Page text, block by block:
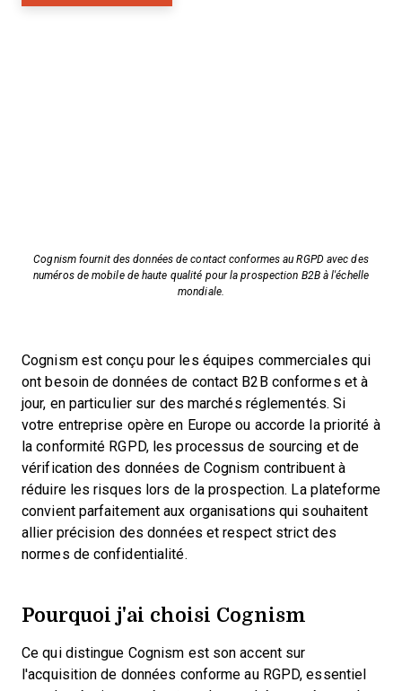
Cognism fournit des données de contact conformes au RGPD avec des
numéros de mobile de haute qualité pour la prospection B2B à l'échelle
mondiale.
Cognism est conçu pour les équipes commerciales qui
ont besoin de données de contact B2B conformes et à
jour, en particulier sur des marchés réglementés. Si
votre entreprise opère en Europe ou accorde la priorité à
la conformité RGPD, les processus de sourcing et de
vérification des données de Cognism contribuent à
réduire les risques lors de la prospection. La plateforme
convient parfaitement aux organisations qui souhaitent
allier précision des données et respect strict des
normes de confidentialité.
Pourquoi j'ai choisi Cognism
Ce qui distingue Cognism est son accent sur
l'acquisition de données conforme au RGPD, essentiel